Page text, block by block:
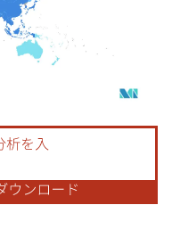
4.0の表示が必要です。